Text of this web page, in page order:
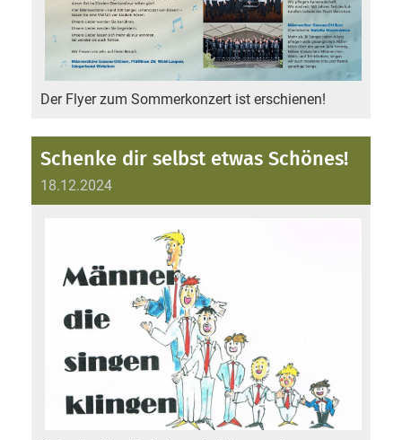
Der Flyer zum Sommerkonzert ist erschienen!
Schenke dir selbst etwas Schönes!
18.12.2024